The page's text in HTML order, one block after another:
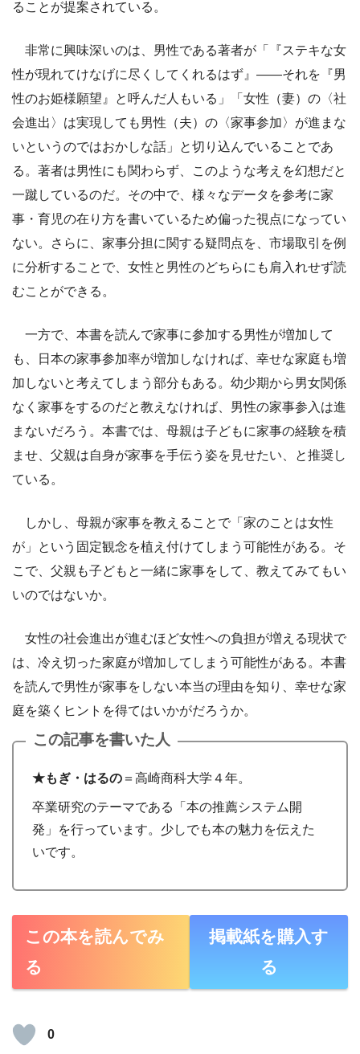
ることが提案されている。
非常に興味深いのは、男性である著者が「『ステキな女
性が現れてけなげに尽くしてくれるはず』――それを『男
性のお姫様願望』と呼んだ人もいる」「女性（妻）の〈社
会進出〉は実現しても男性（夫）の〈家事参加〉が進まな
いというのではおかしな話」と切り込んでいることであ
る。著者は男性にも関わらず、このような考えを幻想だと
一蹴しているのだ。その中で、様々なデータを参考に家
事・育児の在り方を書いているため偏った視点になってい
ない。さらに、家事分担に関する疑問点を、市場取引を例
に分析することで、女性と男性のどちらにも肩入れせず読
むことができる。
一方で、本書を読んで家事に参加する男性が増加して
も、日本の家事参加率が増加しなければ、幸せな家庭も増
加しないと考えてしまう部分もある。幼少期から男女関係
なく家事をするのだと教えなければ、男性の家事参入は進
まないだろう。本書では、母親は子どもに家事の経験を積
ませ、父親は自身が家事を手伝う姿を見せたい、と推奨し
ている。
しかし、母親が家事を教えることで「家のことは女性
が」という固定観念を植え付けてしまう可能性がある。そ
こで、父親も子どもと一緒に家事をして、教えてみてもい
いのではないか。
女性の社会進出が進むほど女性への負担が増える現状で
は、冷え切った家庭が増加してしまう可能性がある。本書
を読んで男性が家事をしない本当の理由を知り、幸せな家
庭を築くヒントを得てはいかがだろうか。
この記事を書いた人
★もぎ・はるの ＝高崎商科大学４年。
卒業研究のテーマである「本の推薦システム開
発」を行っています。少しでも本の魅力を伝えた
いです。
この本を読んでみ
る
掲載紙を購入す
る
0